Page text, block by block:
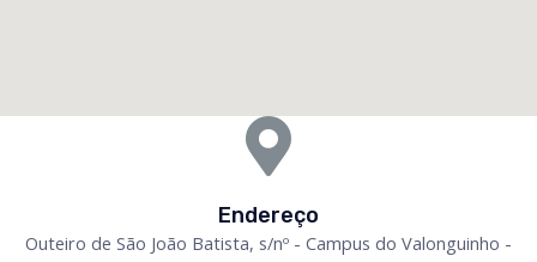
Endereço
Outeiro de São João Batista, s/nº - Campus do Valonguinho -